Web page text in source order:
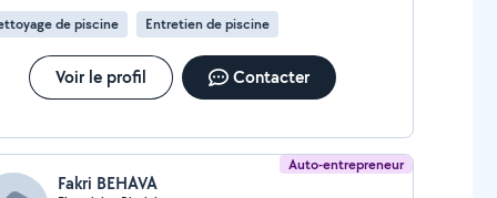
de piscine Entretien de piscine
Voir le profil Contacter
Auto-entrepreneur
Fakri BEHAVA